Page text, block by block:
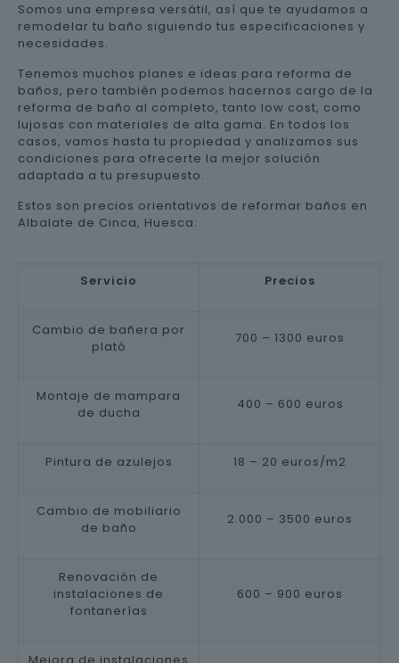
Somos una empresa versátil, así que te ayudamos a
remodelar tu baño siguiendo tus especificaciones y
necesidades.
Tenemos muchos planes e ideas para reforma de
baños, pero también podemos hacernos cargo de la
reforma de baño al completo, tanto low cost, como
lujosas con materiales de alta gama. En todos los
casos, vamos hasta tu propiedad y analizamos sus
condiciones para ofrecerte la mejor solución
adaptada a tu presupuesto.
Estos son precios orientativos de reformar baños en
Albalate de Cinca, Huesca:
Servicio Precios
Cambio de bañera por
plató
700 – 1300 euros
Montaje de mampara
de ducha
400 – 600 euros
Pintura de azulejos 18 – 20 euros/m2
Cambio de mobiliario
de baño
2.000 – 3500 euros
Renovación de
instalaciones de
fontanerías
600 – 900 euros